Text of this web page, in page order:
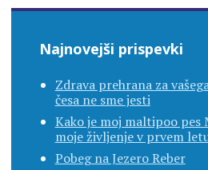
Najnovejši prispevki
Zdrava prehrana za
česa ne sme jesti
Kako je moj maltipoo pes
moje življenje v prvem
Pobeg na Jezero Reber